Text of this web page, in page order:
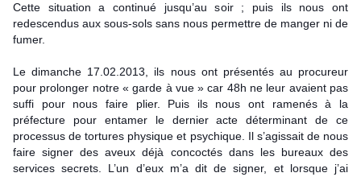
Cette situation a continué jusqu’au soir ; puis ils nous ont
redescendus aux sous-sols sans nous permettre de manger ni de
fumer.
Le dimanche 17.02.2013, ils nous ont présentés au procureur
pour prolonger notre « garde à vue » car 48h ne leur avaient pas
suffi pour nous faire plier. Puis ils nous ont ramenés à la
préfecture pour entamer le dernier acte déterminant de ce
processus de tortures physique et psychique. Il s’agissait de nous
faire signer des aveux déjà concoctés dans les bureaux des
services secrets. L’un d’eux m’a dit de signer, et lorsque j’ai